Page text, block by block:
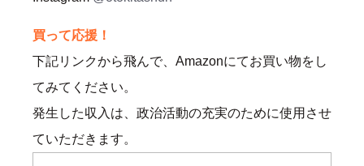
買って応援！
下記リンクから飛んで、Amazonにてお買い物をし
てみてください。
発生した収入は、政治活動の充実のために使用させ
ていただきます。